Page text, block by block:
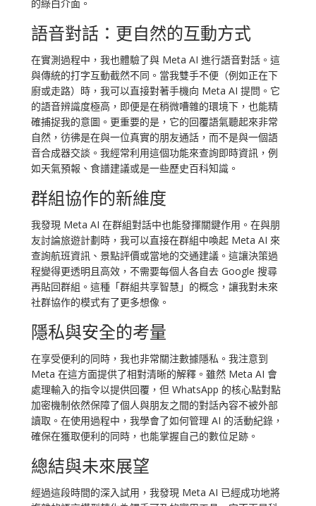
的綠白介面。
語音對話：更自然的互動方式
在實測過程中，我也體驗了與 Meta AI 進行語音對話。這
與傳統的打字互動截然不同。當我雙手不便（例如正在下
廚或走路）時，我可以直接對著手機向 Meta AI 提問。它
的語音辨識度極高，即便是在稍微嘈雜的環境下，也能精
確捕捉我的意圖。更重要的是，它的回覆語氣聽起來非常
自然，彷彿是在與一位真實的朋友通話，而不是與一個語
音合成器交談。我經常利用這個功能來查詢即時資訊，例
如天氣預報、食譜建議或是一些歷史百科知識。
群組協作的新維度
我發現 Meta AI 在群組對話中也能發揮關鍵作用。在與朋
友討論旅遊計劃時，我可以直接在群組中喚起 Meta AI 來
查詢航班資訊、景點評價或當地的交通建議。這讓決策過
程變得更透明且高效，不需要每個人各自去 Google 搜尋
再貼回群組。這種「群組共享智慧」的概念，讓我對未來
社群協作的模式有了更多想像。
隱私與安全的考量
在享受便利的同時，我也非常關注數據隱私。我注意到
Meta 在這方面提供了相對清晰的解釋。雖然 Meta AI 會
處理輸入的指令以提供回覆，但 WhatsApp 的核心點對點
加密機制依然保障了個人與朋友之間的對話內容不被外部
讀取。在使用過程中，我學會了如何管理 AI 的活動紀錄，
確保在獲取便利的同時，也能掌握自己的數位足跡。
總結與未來展望
經過這段時間的深入試用，我發現 Meta AI 已經成功地將